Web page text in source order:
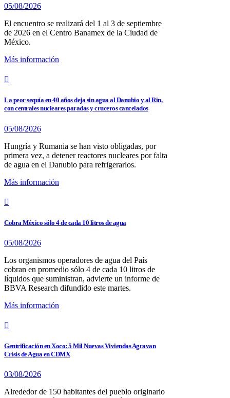
05/08/2026
El encuentro se realizará del 1 al 3 de septiembre
de 2026 en el Centro Banamex de la Ciudad de
México.
Más información
La peor sequía en 40 años deja sin agua al Danubio y al Rin,
con centrales nucleares paradas y cruceros cancelados
05/08/2026
Hungría y Rumania se han visto obligadas, por
primera vez, a detener reactores nucleares por falta
de agua en el Danubio para refrigerarlos.
Más información
Cobra México sólo 4 de cada 10 litros de agua
05/08/2026
Los organismos operadores de agua del País
cobran en promedio sólo 4 de cada 10 litros de
líquidos que suministran, advierte un informe de
BBVA Research difundido este martes.
Más información
Gentrificación en Xoco: 5 Mil Nuevas Viviendas Agravan
Crisis de Agua en CDMX
03/08/2026
Alrededor de 150 habitantes del pueblo originario